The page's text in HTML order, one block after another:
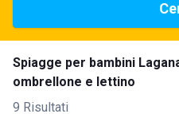
Spiagge per bambini
ombrellone e lettino
9 Risultati